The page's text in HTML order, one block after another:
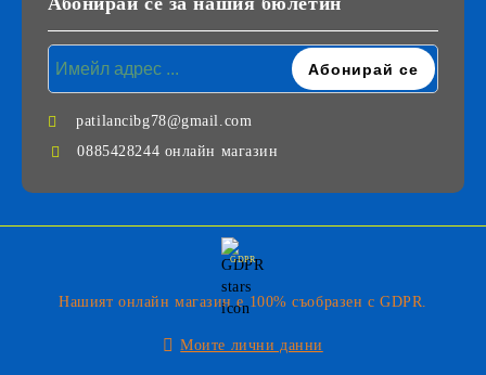
patilancibg78@gmail.com
0885428244 онлайн магазин
GDPR
Нашият онлайн магазин е 100% съобразен с GDPR.
Моите лични данни